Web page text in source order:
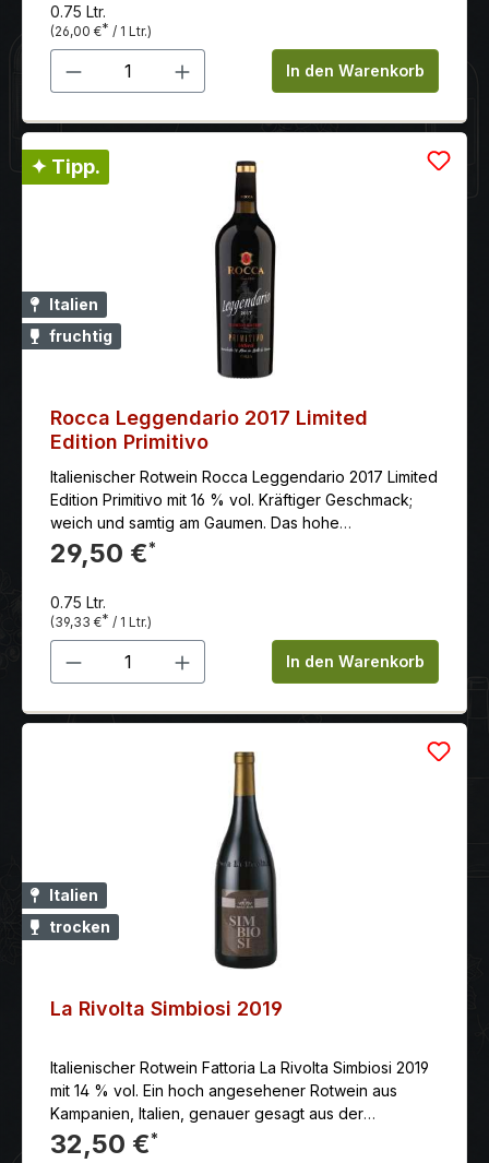
0.75 Ltr.
(26,00 €* / 1 Ltr.)
Produkt Anzahl: Gib denIn den Warenkorb
✦ Tipp.
Italien
fruchtig
Rocca Leggendario 2017 Limited
Edition Primitivo
Italienischer Rotwein Rocca Leggendario 2017 Limited
Edition Primitivo mit 16 % vol. Kräftiger Geschmack;
weich und samtig am Gaumen. Das hohe
Alkoholvolumen offenbart die außergewöhnliche
Wärme des Terroirs Apuliens und unterstützt
Wein.
29,50 €*
0.75 Ltr.
(39,33 €* / 1 Ltr.)
Produkt Anzahl: Gib denIn den Warenkorb
Italien
trocken
La Rivolta Simbiosi 2019
Italienischer Rotwein Fattoria La Rivolta Simbiosi 2019
mit 14 % vol. Ein hoch angesehener Rotwein aus
Kampanien, Italien, genauer gesagt aus der
Appellation Beneventano IGT.
32,50 €*